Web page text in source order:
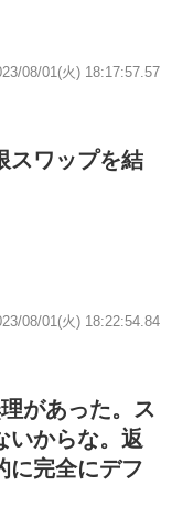
08/01(火) 18:17:57.57
スワップを結
08/01(火) 18:22:54.84
があった。ス
いからな。返
に完全にデフ